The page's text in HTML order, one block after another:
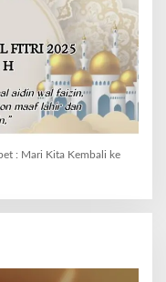
: Mari Kita Kembali ke